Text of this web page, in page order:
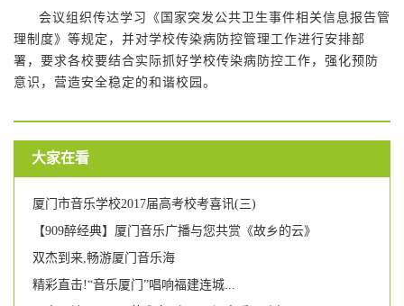
会议组织传达学习《国家突发公共卫生事件相关信息报告管
理制度》等规定，并对学校传染病防控管理工作进行安排部
署，要求各校要结合实际抓好学校传染病防控工作，强化预防
意识，营造安全稳定的和谐校园。
大家在看
厦门市音乐学校2017届高考校考喜讯(三)
【909醉经典】厦门音乐广播与您共赏《故乡的云》
双杰到来,畅游厦门音乐海
精彩直击!“音乐厦门”唱响福建连城...